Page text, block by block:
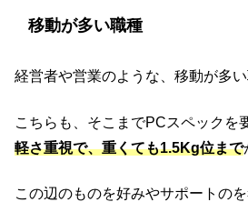
移動が多い職種
経営者や営業のような、移動が多い
こちらも、そこまでPCスペックを
軽さ重視で、重くても1.5Kg位まで
この辺のものを好みやサポートの